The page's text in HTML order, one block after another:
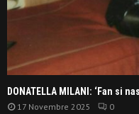
DONATELLA MILANI: ‘Fan si
17 Novembre 2025 0